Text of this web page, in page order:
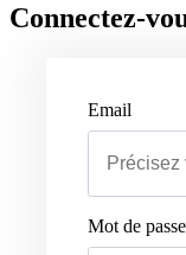
Connectez-
Email
Mot de passe